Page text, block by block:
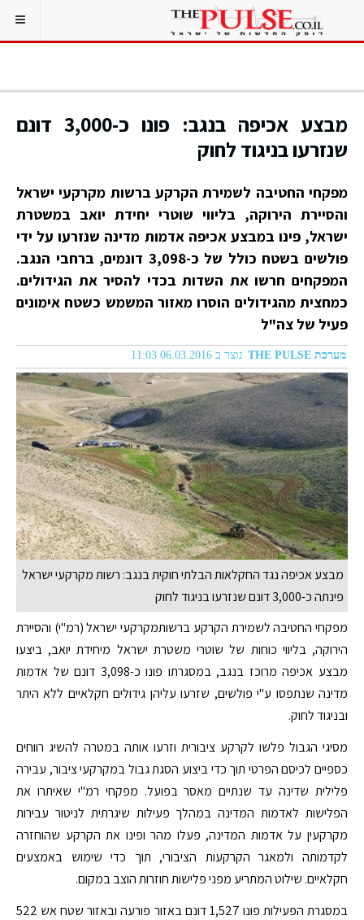
מבצע אכיפה בנגב: פונו כ-3,000 דונם
שנזרעו בניגוד לחוק
מפקחי החטיבה לשמירת הקרקע ברשות מקרקעי ישראל
והסיירת הירוקה, בליווי שוטרי יחידת יואב במשטרת
ישראל, פינו במבצע אכיפה אדמות מדינה שנזרעו על ידי
פולשים בשטח כולל של כ-3,098 דונמים, ברחבי הנגב.
המפקחים חרשו את השדות בכדי להסיר את הגידולים.
כמחצית מהגידולים הוסרו מאזור המשמש כשטח אימונים
פעיל של צה"ל
מערכת THE PULSE נוצר ב 06.03.2016 11:03
מבצע אכיפה נגד החקלאות הבלתי חוקית בנגב: רשות מקרקעי ישראל
פינתה כ-3,000 דונם שנזרעו בניגוד לחוק
מפקחי החטיבה לשמירת הקרקע ברשותמקרקעי ישראל (רמ"י) והסיירת
הירוקה, בליווי כוחות של שוטרי משטרת ישראל מיחידת יואב, ביצעו
מבצע אכיפה מרוכז בנגב, במסגרתו פונו כ-3,098 דונם של אדמות
מדינה שנתפסו ע"י פולשים, שזרעו עליהן גידולים חקלאיים ללא היתר
ובניגוד לחוק.
מסיגי הגבול פלשו לקרקע ציבורית וזרעו אותה במטרה להשיג רווחים
כספיים לכיסם הפרטי תוך כדי ביצוע הסגת גבול במקרקעי ציבור, עבירה
פלילית שדינה עד שנתיים מאסר בפועל. מפקחי רמ"י שאיתרו את
הפלישות לאדמות המדינה במהלך פעילות שיגרתית לניטור עבירות
מקרקעין על אדמות המדינה, פעלו מהר ופינו את הקרקע שהוחזרה
לקדמותה ולמאגר הקרקעות הציבורי, תוך כדי שימוש באמצעים
חקלאיים. שילוט המתריע מפני פלישות חוזרות הוצב במקום.
במסגרת הפעילות פונו 1,527 דונם באזור פורעה ובאזור שטח אש 522